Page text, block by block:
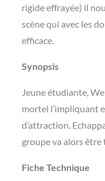
rigide effrayée) il
scène qui avec les
efficace.
Synopsis
Jeune étudiante,
mortel l’impliquant
d’attraction.
groupe va alors
Fiche Technique